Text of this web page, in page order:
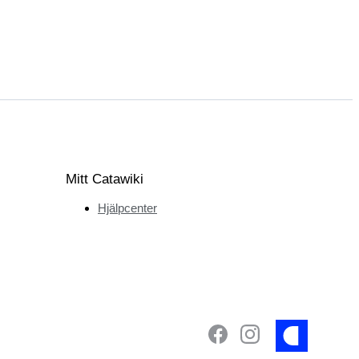
Mitt Catawiki
Hjälpcenter